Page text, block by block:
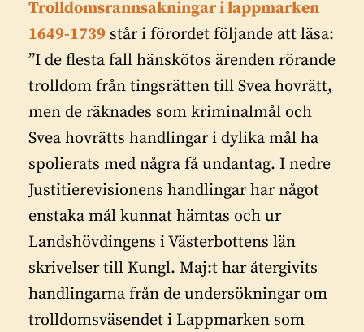
Trolldomsrannsakningar i lappmarken
1649-1739 står i förordet följande att läsa:
”I de flesta fall hänskötos ärenden rörande
trolldom från tingsrätten till Svea hovrätt,
men de räknades som kriminalmål och
Svea hovrätts handlingar i dylika mål ha
spolierats med några få undantag. I nedre
Justitierevisionens handlingar har något
enstaka mål kunnat hämtas och ur
Landshövdingens i Västerbottens län
skrivelser till Kungl. Maj:t har återgivits
handlingarna från de undersökningar om
trolldomsväsendet i Lappmarken som